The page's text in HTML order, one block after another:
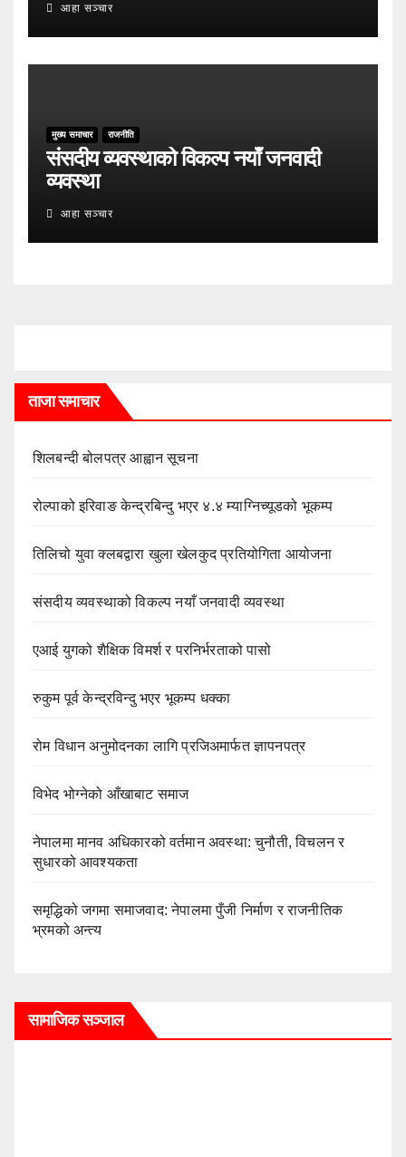
आहा सञ्चार
मुख्य समाचार राजनीति
संसदीय व्यवस्थाको विकल्प नयाँ जनवादी
व्यवस्था
आहा सञ्चार
ताजा समाचार
शिलबन्दी बोलपत्र आह्वान सूचना
रोल्पाको इरिवाङ केन्द्रबिन्दु भएर ४.४ म्याग्निच्यूडको भूकम्प
तिलिचो युवा क्लबद्वारा खुला खेलकुद प्रतियोगिता आयोजना
संसदीय व्यवस्थाको विकल्प नयाँ जनवादी व्यवस्था
एआई युगको शैक्षिक विमर्श र परनिर्भरताको पासो
रुकुम पूर्व केन्द्रविन्दु भएर भूकम्प धक्का
रोम विधान अनुमोदनका लागि प्रजिअमार्फत ज्ञापनपत्र
विभेद भोग्नेको आँखाबाट समाज
नेपालमा मानव अधिकारको वर्तमान अवस्था: चुनौती, विचलन र
सुधारको आवश्यकता
समृद्धिको जगमा समाजवाद: नेपालमा पुँजी निर्माण र राजनीतिक
भ्रमको अन्त्य
सामाजिक सञ्जाल